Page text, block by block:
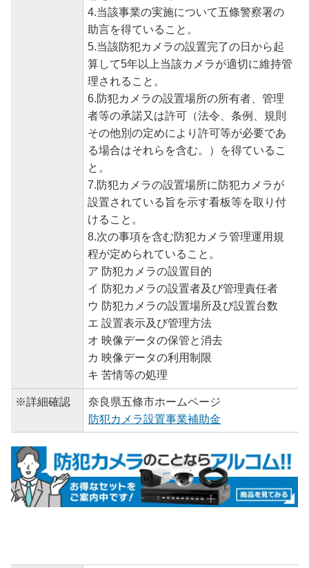
4.当該事業の実施について五條警察署の
助言を得ていること。
5.当該防犯カメラの設置完了の日から起
算して5年以上当該カメラが適切に維持管
理されること。
6.防犯カメラの設置場所の所有者、管理
者等の承諾又は許可（法令、条例、規則
その他別の定めにより許可等が必要であ
る場合はそれらを含む。）を得ているこ
と。
7.防犯カメラの設置場所に防犯カメラが
設置されている旨を示す看板等を取り付
けること。
8.次の事項を含む防犯カメラ管理運用規
程が定められていること。
ア 防犯カメラの設置目的
イ 防犯カメラの設置者及び管理責任者
ウ 防犯カメラの設置場所及び設置台数
エ 設置表示及び管理方法
オ 映像データの保管と消去
カ 映像データの利用制限
キ 苦情等の処理
※詳細確認
奈良県五條市ホームページ
防犯カメラ設置事業補助金